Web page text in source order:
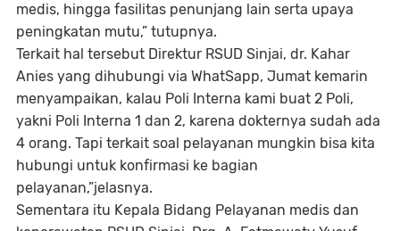
medis, hingga fasilitas penunjang lain serta upaya
peningkatan mutu,” tutupnya.
Terkait hal tersebut Direktur RSUD Sinjai, dr. Kahar
Anies yang dihubungi via WhatSapp, Jumat kemarin
menyampaikan, kalau Poli Interna kami buat 2 Poli,
yakni Poli Interna 1 dan 2, karena dokternya sudah ada
4 orang. Tapi terkait soal pelayanan mungkin bisa kita
hubungi untuk konfirmasi ke bagian
pelayanan,”jelasnya.
Sementara itu Kepala Bidang Pelayanan medis dan